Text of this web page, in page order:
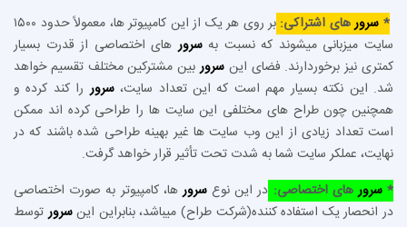
* سرورهای اشتراکی:
بر روی هر یک از این کامپیوتر ها، معمولاً حدود ۱۵۰۰
سایت میزبانی میشوند که نسبت بهسرورهای اختصاصی از قدرت بسیار
کمتری نیز برخوردارند. فضای این سروربین مشترکین مختلف تقسیم خواهد
شد. این نکته بسیار مهم است که این تعداد سایت،سروررا کند کرده و
همچنین چون طراح های مختلفی این سایت ها را طراحی کرده اند ممکن
است تعداد زیادی از این وب سایت ها غیر بهینه طراحی شده باشند که در
نهایت، عملکر سایت شما به شدت تحت تأثیر قرار خواهد گرفت.
*سرورهای اختصاصی: در این نوعسرورها، کامپیوتر به صورت اختصاصی
در انحصار یک استفاده کننده(شرکت طراح) میباشد، بنابراین اینسرورتوسط